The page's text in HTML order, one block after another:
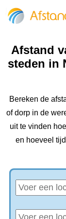
Afstand
steden in
Bereken de
of dorp in de
uit te vinden
en hoeveel